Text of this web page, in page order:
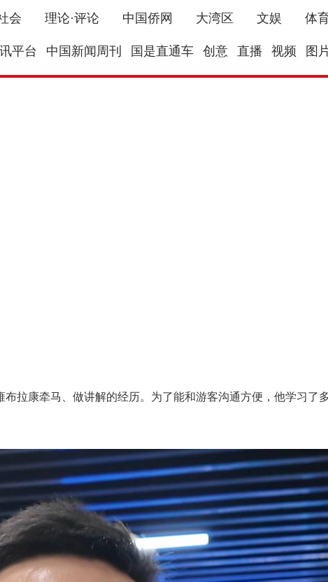
会 理论·评论 中国侨网 大湾区 文娱 体
平台 中国新闻周刊 国是直通车 创意 直播 视频 图
康牵马、做讲解的经历。为了能和游客沟通方便，他学习了